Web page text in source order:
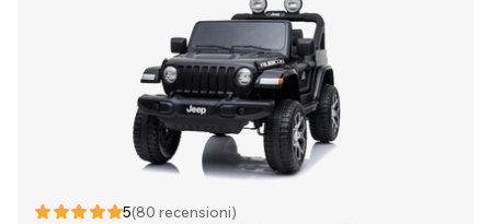
5(80 recensioni)